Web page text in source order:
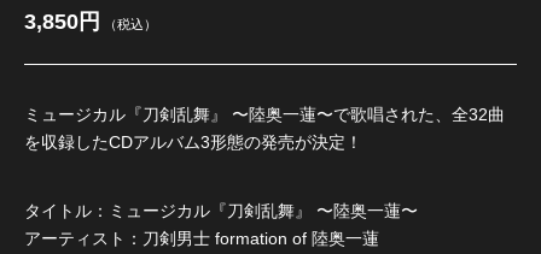
3,850円 （税込）
ミュージカル『刀剣乱舞』 〜陸奥一蓮〜で歌唱された、全32曲
を収録したCDアルバム3形態の発売が決定！
タイトル：ミュージカル『刀剣乱舞』 〜陸奥一蓮〜
アーティスト：刀剣男士 formation of 陸奥一蓮